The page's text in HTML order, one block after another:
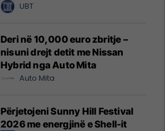
UBT
Deri në 10,000 euro zbritje –
nisuni drejt detit me Nissan
Hybrid nga Auto Mita
Auto Mita
Përjetojeni Sunny Hill Festival
2026 me energjinë e Shell-it